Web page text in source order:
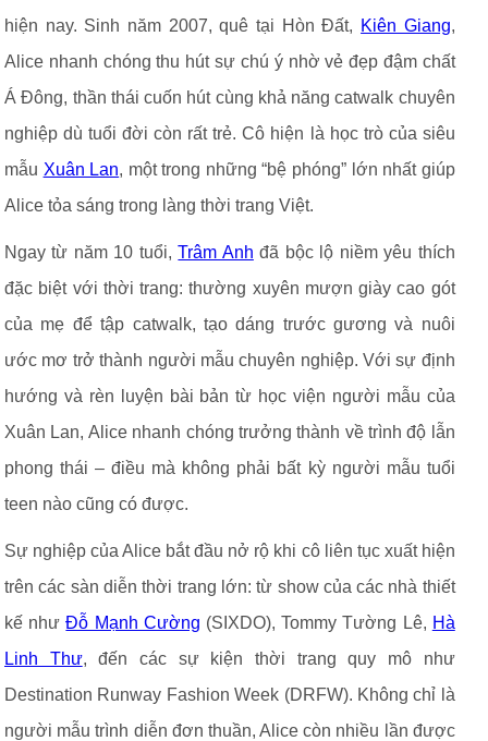
hiện nay. Sinh năm 2007, quê tại Hòn Đất, Kiên Giang,
Alice nhanh chóng thu hút sự chú ý nhờ vẻ đẹp đậm chất
Á Đông, thần thái cuốn hút cùng khả năng catwalk chuyên
nghiệp dù tuổi đời còn rất trẻ. Cô hiện là học trò của siêu
mẫu Xuân Lan, một trong những “bệ phóng” lớn nhất giúp
Alice tỏa sáng trong làng thời trang Việt.
Ngay từ năm 10 tuổi,Trâm Anh đã bộc lộ niềm yêu thích
đặc biệt với thời trang: thường xuyên mượn giày cao gót
của mẹ để tập catwalk, tạo dáng trước gương và nuôi
ước mơ trở thành người mẫu chuyên nghiệp. Với sự định
hướng và rèn luyện bài bản từ học viện người mẫu của
Xuân Lan, Alice nhanh chóng trưởng thành về trình độ lẫn
phong thái – điều mà không phải bất kỳ người mẫu tuổi
teen nào cũng có được.
Sự nghiệp của Alice bắt đầu nở rộ khi cô liên tục xuất hiện
trên các sàn diễn thời trang lớn: từ show của các nhà thiết
kế nhưĐỗ Mạnh Cường (SIXDO), Tommy Tường Lê, Hà
Linh Thư, đến các sự kiện thời trang quy mô như
Destination Runway Fashion Week (DRFW). Không chỉ là
người mẫu trình diễn đơn thuần, Alice còn nhiều lần được